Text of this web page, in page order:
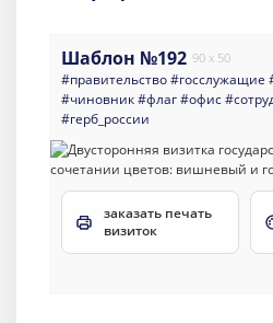
Шаблон №192 90 x 50
#правительство#госслужащие
#чиновник#флаг#офис
#герб_россии
заказать печать
визиток